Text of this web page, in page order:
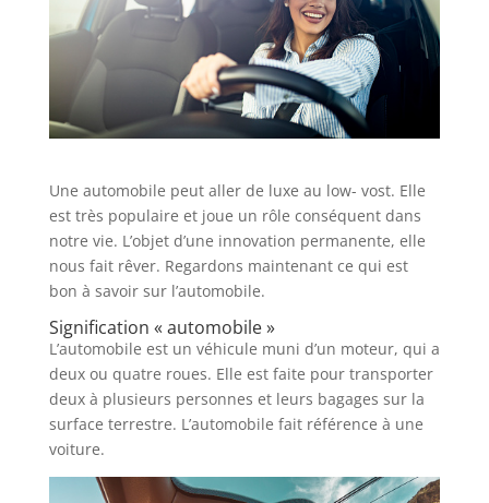
Une automobile peut aller de luxe au low- vost. Elle
est très populaire et joue un rôle conséquent dans
notre vie. L’objet d’une innovation permanente, elle
nous fait rêver. Regardons maintenant ce qui est
bon à savoir sur l’automobile.
Signification « automobile »
L’automobile est un véhicule muni d’un moteur, qui a
deux ou quatre roues. Elle est faite pour transporter
deux à plusieurs personnes et leurs bagages sur la
surface terrestre. L’automobile fait référence à une
voiture.